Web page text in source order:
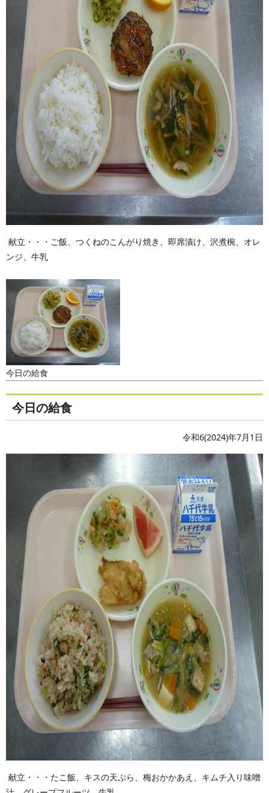
献立・・・ご飯、つくねのこんがり焼き、即席漬け、沢煮椀、オレ
ンジ、牛乳
今日の給食
今日の給食
令和6(2024)年7月1日
献立・・・たこ飯、キスの天ぷら、梅おかかあえ、キムチ入り味噌